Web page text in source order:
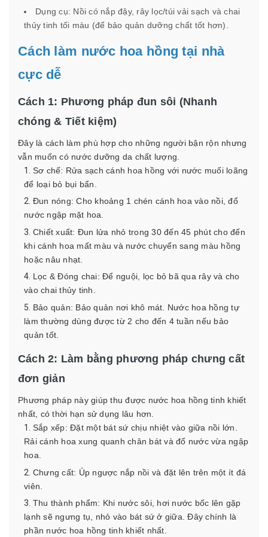
Dụng cụ: Nồi có nắp đậy, rây lọc/túi vải sạch và chai
thủy tinh tối màu (để bảo quản dưỡng chất tốt hơn).
Cách làm nước hoa hồng tại nhà
cực dễ
Cách 1: Phương pháp đun sôi (Nhanh
chóng & Tiết kiệm)
Đây là cách làm phù hợp cho những người bận rộn nhưng
vẫn muốn có nước dưỡng da chất lượng.
Sơ chế: Rửa sạch cánh hoa hồng với nước muối loãng
để loại bỏ bụi bẩn.
Đun nóng: Cho khoảng 1 chén cánh hoa vào nồi, đổ
nước ngập mặt hoa.
Chiết xuất: Đun lửa nhỏ trong 30 đến 45 phút cho đến
khi cánh hoa mất màu và nước chuyển sang màu hồng
hoặc nâu nhạt.
Lọc & Đóng chai: Để nguội, lọc bỏ bã qua rây và cho
vào chai thủy tinh.
Bảo quản: Bảo quản nơi khô mát. Nước hoa hồng tự
làm thường dùng được từ 2 cho đến 4 tuần nếu bảo
quản tốt.
Cách 2: Làm bằng phương pháp chưng cất
đơn giản
Phương pháp này giúp thu được nước hoa hồng tinh khiết
nhất, có thời hạn sử dụng lâu hơn.
Sắp xếp: Đặt một bát sứ chịu nhiệt vào giữa nồi lớn.
Rải cánh hoa xung quanh chân bát và đổ nước vừa ngập
hoa.
Chưng cất: Úp ngược nắp nồi và đặt lên trên một ít đá
viên.
Thu thành phẩm: Khi nước sôi, hơi nước bốc lên gặp
lạnh sẽ ngưng tụ, nhỏ vào bát sứ ở giữa. Đây chính là
phần nước hoa hồng tinh khiết nhất.